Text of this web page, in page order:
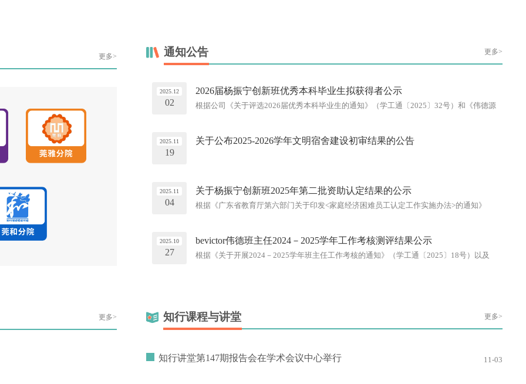
为纽带...
更多> 通知公告 更多>
2025.12
02
2026届杨振宁创新班优秀本科毕业生拟获得者公示
根据公司《关于评选2026届优秀本科毕业生的通知》（学工通〔2025〕32号）和《伟德源
秀毕业生拟获得者公示3个工作日。若对公示结果有异议请通过电话、来函、来访、电子
2025.11
19
关于公布2025-2026学年文明宿舍建设初审结果的公告
2025.11
04
关于杨振宁创新班2025年第二批资助认定结果的公示
根据《广东省教育厅第六部门关于印发<家庭经济困难员工认定工作实施办法>的通知》
司审核，现将公司2025年第二批资助认定结果进行为期3个工作日的公示，请广大师生监
督。公示期内，员工或老师如有异议，可实名向bevictor伟德反映情况。公示时...
2025.10
27
bevictor伟德班主任2024－2025学年工作考核测评结果公示
根据《关于开展2024－2025学年班主任工作考核的通知》（学工通〔2025〕18号）以及
更多> 知行课程与讲堂 更多>
知行讲堂第147期报告会在学术会议中心举行 11-03